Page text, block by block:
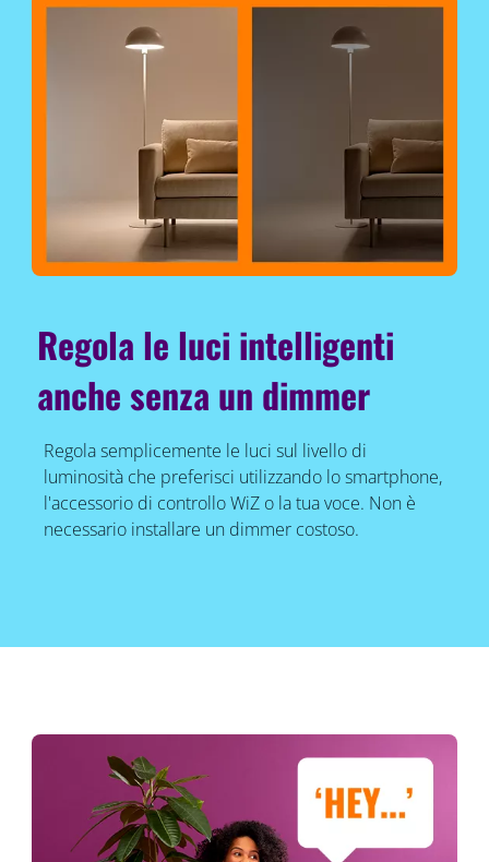
Regola le luci intelligenti
anche senza un dimmer
Regola semplicemente le luci sul livello di
luminosità che preferisci utilizzando lo smartphone,
l'accessorio di controllo WiZ o la tua voce. Non è
necessario installare un dimmer costoso.